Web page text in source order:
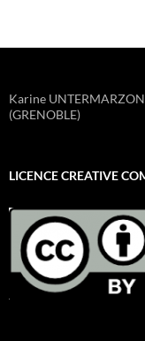
Karine
(GRENOBLE)
LICENCE CREATIVE